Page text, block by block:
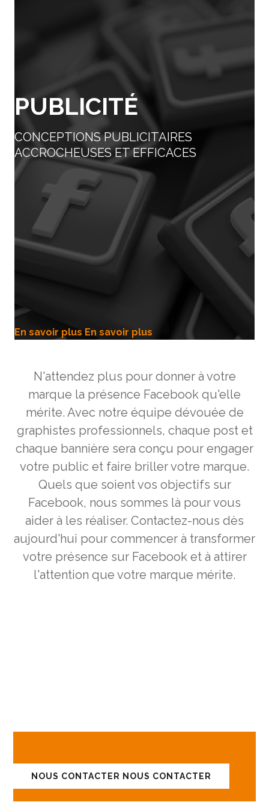
PUBLICITÉ
CONCEPTIONS PUBLICITAIRES
ACCROCHEUSES ET EFFICACES
En savoir plus En savoir plus
N'attendez plus pour donner à votre
marque la présence Facebook qu'elle
mérite. Avec notre équipe dévouée de
graphistes professionnels, chaque post et
chaque bannière sera conçu pour engager
votre public et faire briller votre marque.
Quels que soient vos objectifs sur
Facebook, nous sommes là pour vous
aider à les réaliser. Contactez-nous dès
aujourd'hui pour commencer à transformer
votre présence sur Facebook et à attirer
l'attention que votre marque mérite.
NOUS CONTACTER NOUS CONTACTER